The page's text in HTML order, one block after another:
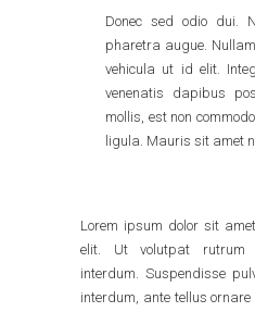
Donec sed odio dui.
pharetra augue.
vehicula ut id elit.
venenatis dapibus
mollis, est non
ligula. Mauris sit amet
Lorem ipsum dolor sit
elit. Ut volutpat rutrum
interdum. Suspendisse
interdum, ante tellus